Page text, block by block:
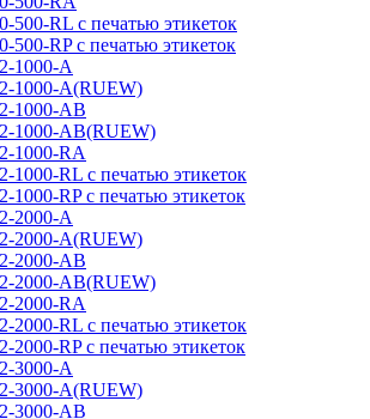
500-RL с печатью этикеток
500-RP с печатью этикеток
1000-A
1000-A(RUEW)
1000-AB
1000-AB(RUEW)
1000-RA
1000-RL с печатью этикеток
1000-RP с печатью этикеток
2000-A
2000-A(RUEW)
2000-AB
2000-AB(RUEW)
2000-RA
2000-RL с печатью этикеток
2000-RP с печатью этикеток
3000-A
3000-A(RUEW)
3000-AB